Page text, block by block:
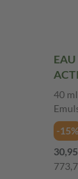
40 ml
-15%